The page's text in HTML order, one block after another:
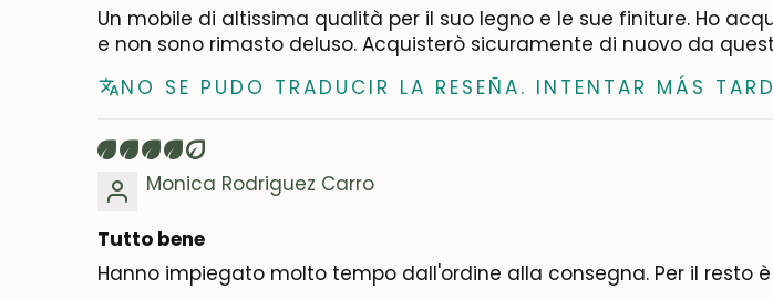
Un mobile di altissima qualità per il suo legno e le sue finiture. Ho
e non sono rimasto deluso. Acquisterò sicuramente di nuovo da
NO SE PUDO TRADUCIR LA RESEÑA. INTENTAR MÁS
Monica Rodriguez Carro
Tutto bene
Hanno impiegato molto tempo dall'ordine alla consegna. Per il resto